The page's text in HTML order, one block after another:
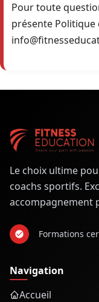
Pour toute
présente
Le choix ultime
coachs sportifs.
accompagnement
Formations
Navigation
Accueil